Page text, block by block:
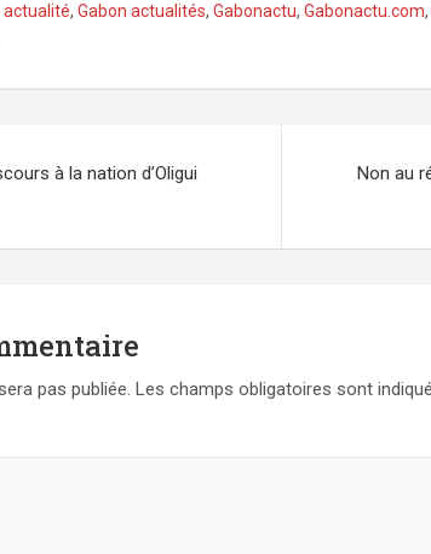
actualité, Gabon actualités, Gabonactu, Gabonactu.com,
à la nation d’Oligui
Non au
pas publiée. Les champs obligatoires sont